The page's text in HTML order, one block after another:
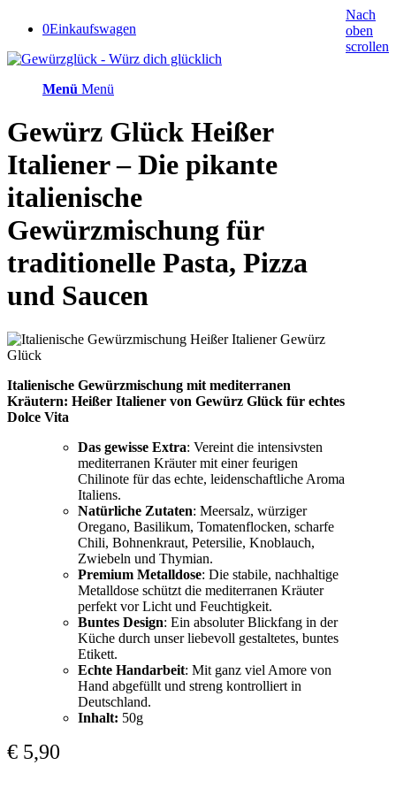
0Einkaufswagen
Menü Menü
Gewürz Glück Heißer
Italiener – Die pikante
italienische
Gewürzmischung für
traditionelle Pasta, Pizza
und Saucen
Italienische Gewürzmischung mit mediterranen
Kräutern: Heißer Italiener von Gewürz Glück für echtes
Dolce Vita
Das gewisse Extra: Vereint die intensivsten
mediterranen Kräuter mit einer feurigen
Chilinote für das echte, leidenschaftliche Aroma
Italiens.
Natürliche Zutaten: Meersalz, würziger
Oregano, Basilikum, Tomatenflocken, scharfe
Chili, Bohnenkraut, Petersilie, Knoblauch,
Zwiebeln und Thymian.
Premium Metalldose: Die stabile, nachhaltige
Metalldose schützt die mediterranen Kräuter
perfekt vor Licht und Feuchtigkeit.
Buntes Design: Ein absoluter Blickfang in der
Küche durch unser liebevoll gestaltetes, buntes
Etikett.
Echte Handarbeit: Mit ganz viel Amore von
Hand abgefüllt und streng kontrolliert in
Deutschland.
Inhalt: 50g
€ 5,90
Nach
oben
scrollen